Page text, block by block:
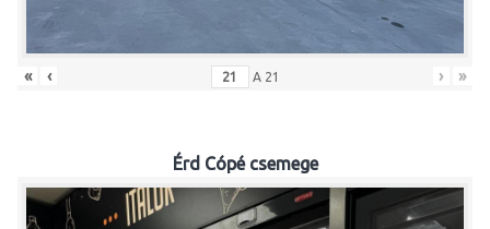
« ‹ A 21 › »
Érd Cópé csemege